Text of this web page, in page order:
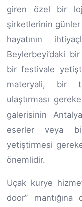
giren özel bir
şirketlerinin
hayatının
Beylerbeyi’daki
bir festivale
materyali, bir
ulaştırması
galerisinin
eserler veya bir
yetiştirmesi
önemlidir.
Uçak kurye
door” mantığına